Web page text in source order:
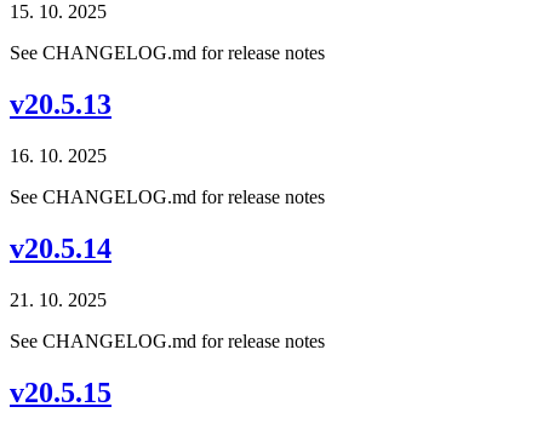
15. 10. 2025
See CHANGELOG.md for release notes
v20.5.13
16. 10. 2025
See CHANGELOG.md for release notes
v20.5.14
21. 10. 2025
See CHANGELOG.md for release notes
v20.5.15